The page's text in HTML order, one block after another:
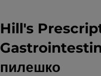
Hill's
пилешко